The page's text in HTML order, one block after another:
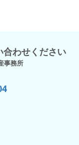
合わせください
事務所